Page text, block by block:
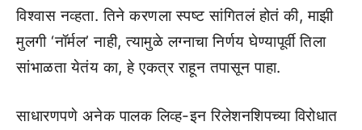
विश्वास नव्हता. तिने करणला स्पष्ट सांगितलं होतं की, माझी
मुलगी ‘नॉर्मल’ नाही, त्यामुळे लग्नाचा निर्णय घेण्यापूर्वी तिला
सांभाळता येतंय का, हे एकत्र राहून तपासून पाहा.
साधारणपणे अनेक पालक लिव्ह-इन रिलेशनशिपच्या विरोधात